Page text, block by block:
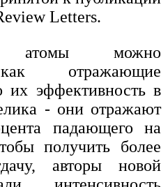
Letters.
атомы можно
отражающие
их эффективность в
- они отражают
падающего на
получить более
авторы новой